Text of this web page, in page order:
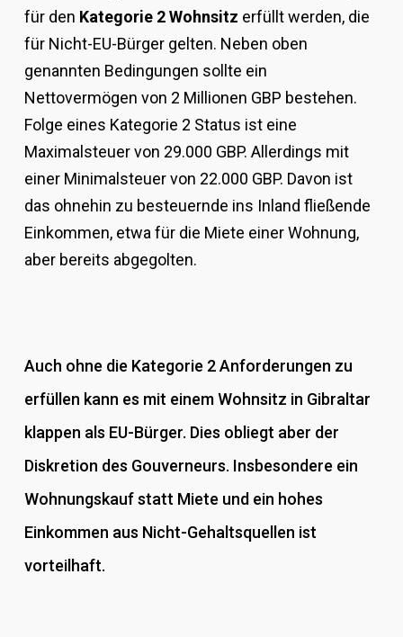
für den Kategorie 2 Wohnsitz erfüllt werden, die
für Nicht-EU-Bürger gelten. Neben oben
genannten Bedingungen sollte ein
Nettovermögen von 2 Millionen GBP bestehen.
Folge eines Kategorie 2 Status ist eine
Maximalsteuer von 29.000 GBP. Allerdings mit
einer Minimalsteuer von 22.000 GBP. Davon ist
das ohnehin zu besteuernde ins Inland fließende
Einkommen, etwa für die Miete einer Wohnung,
aber bereits abgegolten.
Auch ohne die Kategorie 2 Anforderungen zu
erfüllen kann es mit einem Wohnsitz in Gibraltar
klappen als EU-Bürger. Dies obliegt aber der
Diskretion des Gouverneurs. Insbesondere ein
Wohnungskauf statt Miete und ein hohes
Einkommen aus Nicht-Gehaltsquellen ist
vorteilhaft.